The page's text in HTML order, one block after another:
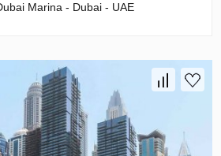
Marina - Dubai - UAE